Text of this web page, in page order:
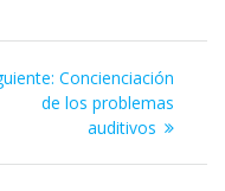
l
Siguiente
entrada:
Concienciación
de los problemas
auditivos